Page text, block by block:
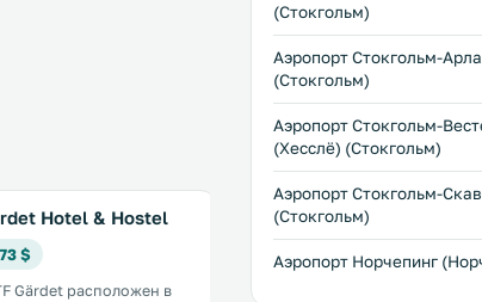
Hotel & Hostel
$
Gärdet расположен в
2 км
Scandic Ariadne
84 … 268 $
(Стокгольм)
Аэропорт Стокгольм-
(Стокгольм)
Аэропорт Стокгольм-
(Хесслё) (Стокгольм)
Аэропорт Стокгольм-
(Стокгольм)
Аэропорт Норчепинг